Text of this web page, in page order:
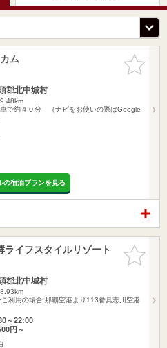
お気に入
りに追加
ム
郡北中城村
で約４０分 （ナビをお使いの際はGoogle
の宿泊プランを見る
お気に入
りに追加
イフスタイルリゾート
郡北中城村
利用の場合 那覇空港より113番具志川空港
～22:00
円～